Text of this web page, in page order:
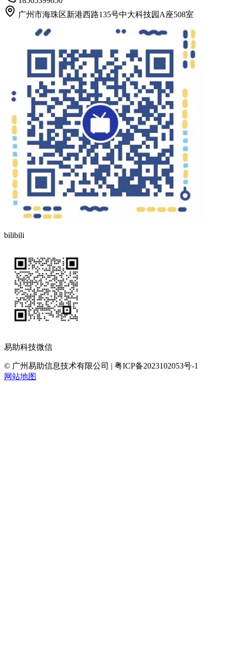
广州市海珠区新港西路135号中大科技园A座508室
bilibili
易助科技微信
© 广州易助信息技术有限公司 | 粤ICP备2023102053号-1
网站地图